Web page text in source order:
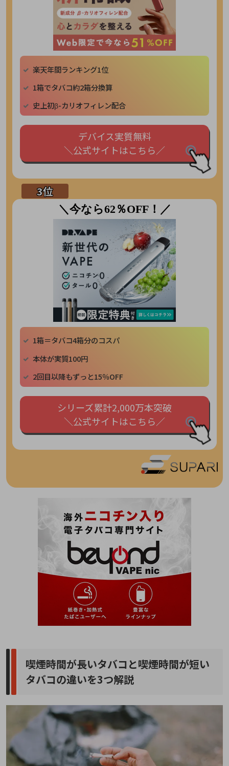
楽天年間ランキング1位
1箱でタバコ約2箱分換算
史上初β-カリオフィレン配合
デバイス実質無料
＼公式サイトはこちら／
＼今なら62％OFF！／
1箱＝タバコ4箱分のコスパ
本体が実質100円
2回目以降もずっと15％OFF
シリーズ累計2,000万本突破
＼公式サイトはこちら／
喫煙時間が長いタバコと喫煙時間が短い
タバコの違いを3つ解説